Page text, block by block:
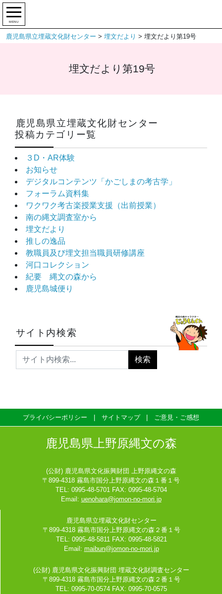
MENU
鹿児島県立埋蔵文化財センター > 埋文だより > 埋文だより第19号
埋文だより第19号
鹿児島県立埋蔵文化財センター
投稿カテゴリー覧
３D・AR体験
お知らせ
デジタルコンテンツ「かごしまの考古学」
フォーラム資料集
ワクワク考古楽授業支援（出前授業）
南の縄文調査室から
埋文だより
推しの逸品
教職員及び埋文担当職員研修講座
河口コレクション
紀要 縄文の森から
鹿児島城便り
サイト内検索
プライバシーポリシー サイトマップ ご意見・ご感想
鹿児島県上野原縄文の森
(公財) 鹿児島県文化振興財団 上野原縄文の森
〒899-4318 霧島市国分上野原縄文の森１番１号
TEL: 0995-48-5701 FAX: 0995-48-5704
Email: uenohara@jomon-no-mori.jp
鹿児島県立埋蔵文化財センター
〒899-4318 霧島市国分上野原縄文の森２番１号
TEL: 0995-48-5811 FAX: 0995-48-5821
Email: maibun@jomon-no-mori.jp
(公財) 鹿児島県文化振興財団 埋蔵文化財調査センター
〒899-4318 霧島市国分上野原縄文の森２番１号
TEL: 0995-70-0574 FAX: 0995-70-0575